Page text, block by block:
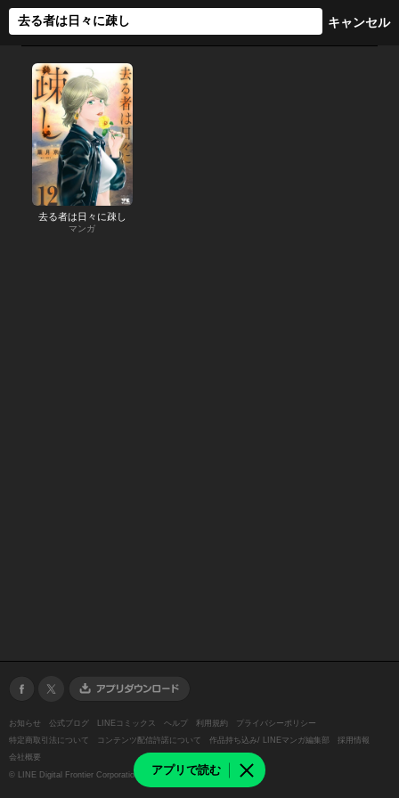
アプリで読む
去る者は日々に疎し
マンガ
お知らせ 公式ブログ LINEコミックス ヘルプ 利用規約
プライバシーポリシー
特定商取引法について
コンテンツ配信許諾について 作品持ち込み/ LINEマンガ編集部
採用情報
会社概要
© LINE Digital Frontier Corporation